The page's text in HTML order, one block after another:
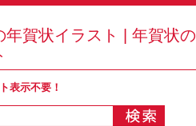
賀状イラスト | 年賀状の
表示不要！